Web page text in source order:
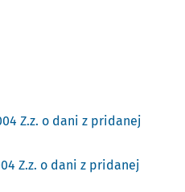
Z.z. o dani z pridanej
Z.z. o dani z pridanej